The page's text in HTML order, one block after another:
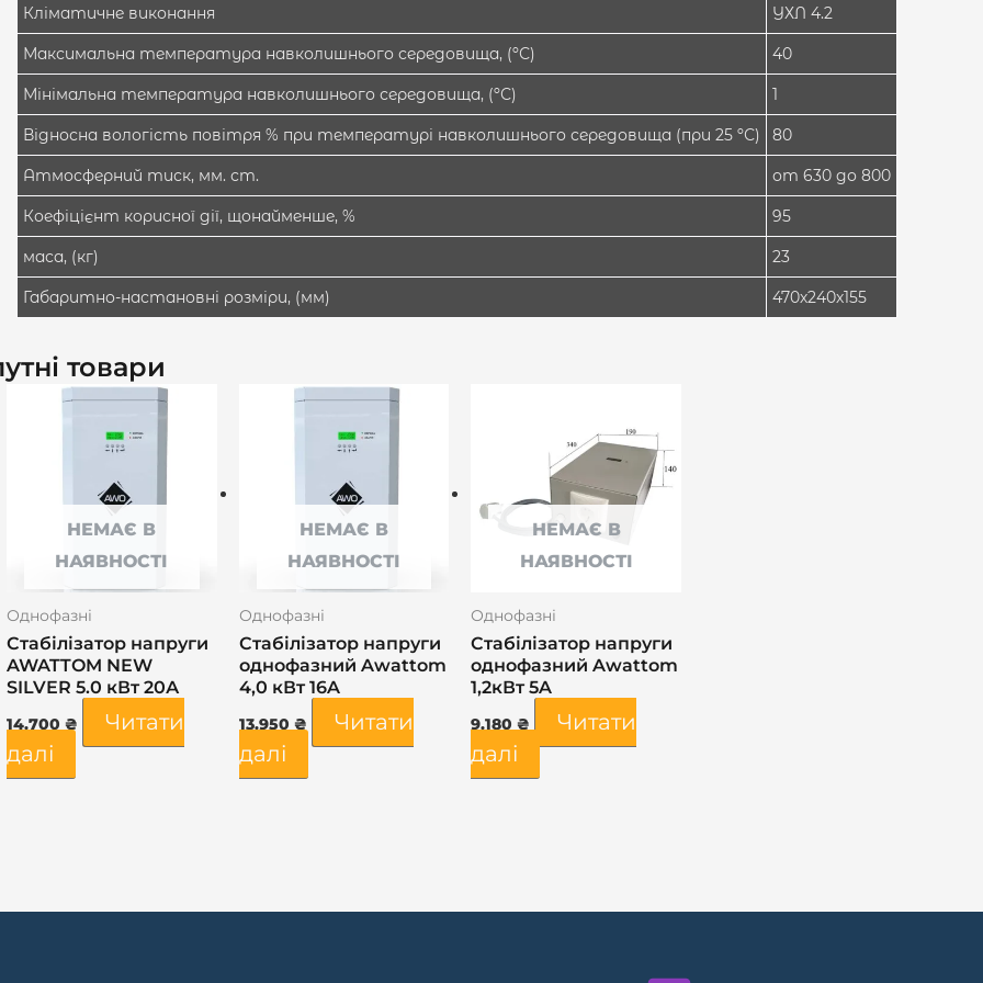
Кліматичне виконання УХЛ 4.2
Максимальна температура навколишнього середовища, (ºС) 40
Мінімальна температура навколишнього середовища, (ºС) 1
Відносна вологість повітря % при температурі навколишнього середовища (при 25 ºС) 80
Атмосферний тиск, мм. ст. от 630 до 800
Коефіцієнт корисної дії, щонайменше, % 95
маса, (кг) 23
Габаритно-настановні розміри, (мм) 470х240х155
товари
НЕМАЄ В
НАЯВНОСТІ
Однофазні
Стабілізатор напруги
AWATTOM NEW
SILVER 5.0 кВт 20А
14.700 ₴
Читати
далі
НЕМАЄ В
НАЯВНОСТІ
Однофазні
Стабілізатор напруги
однофазний Awattom
4,0 кВт 16A
13.950 ₴
Читати
далі
НЕМАЄ В
НАЯВНОСТІ
Однофазні
Стабілізатор напруги
однофазний Awattom
1,2кВт 5A
9.180₴
Читати
далі